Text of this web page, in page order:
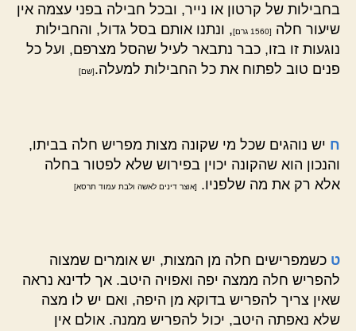
בחבילות של קרטון או נייר, ובכל חבילה בפני עצמה אין
שיעור חלה
[1560 גרם]
, ונתנו אותם בסל גדול, והחבילות
נוגעות זו בזו, כבר נתבאר לעיל שהסל מצרפם, ועל כל
פנים טוב לפתוח את כל החבילות למעלה.[שם]
ח יש נוהגים שכל מי שקונה מצות מפריש חלה בביתו,
והנכון הוא שהקונה יכוין בפירוש שלא לפטור בחלה
אלא רק את מה שלפניו.
[אוצר דינים לאשה ולבת עמוד תרסא]
ט כשמפרישים חלה מן המצות, יש אומרים שמצוה
להפריש חלה ממצה יפה ואפויה היטב. אך לדינא נראה
שאין צריך להפריש בדוקא מן היפה, ואם יש לו מצה
שלא נאפתה היטב, יכול להפריש ממנה. אולם אין